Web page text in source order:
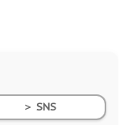
＞ SNS